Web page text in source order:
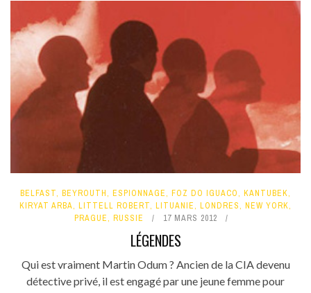
BELFAST, BEYROUTH, ESPIONNAGE, FOZ DO IGUACO, KANTUBEK,
KIRYAT ARBA, LITTELL ROBERT, LITUANIE, LONDRES, NEW YORK,
PRAGUE, RUSSIE 17 MARS 2012
LÉGENDES
Qui est vraiment Martin Odum ? Ancien de la CIA devenu
détective privé, il est engagé par une jeune femme pour